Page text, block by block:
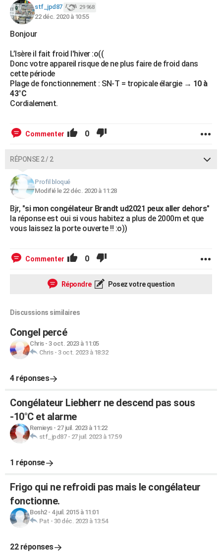
Carte de Noël
Carte Bonne année
Carte Saint-Valentin
Carte Pâques
Carte d'anniversaire
DICTIONNAIRE
Dictionnaire
Biographies
Citations
Expressions
Proverbes
S'inscrire
Se connecter
Lycées
Collèges
Primaires
Universités
Entreprises
Service militaire
Avis de recherche
AVIS DE DÉCÈS
FORUM
Bricolage
Lifestyle
Culture
Sport
Auto
Television
Voyage
Cinema
stf_jpd87 29 968
22 déc. 2020 à 10:55
Bonjour
L’Isère il fait froid l'hiver :o((
Donc votre appareil risque de ne plus faire de froid dans
cette période
Plage de fonctionnement : SN-T = tropicale élargie → 10 à
43°C
Cordialement.
Commenter 0
RÉPONSE 2 / 2
Profil bloqué
Modifié le 22 déc. 2020 à 11:28
Bjr, "si mon congélateur Brandt ud2021 peux aller dehors"
la réponse est oui si vous habitez a plus de 2000m et que
vous laissez la porte ouverte !! :o))
Commenter 0
Répondre Posez votre question
Discussions similaires
Congel percé
Chris- 3 oct. 2023 à 11:05
Chris- 3 oct. 2023 à 18:32
4 réponses
Congélateur Liebherr ne descend pas sous
-10°C et alarme
Remieys- 27 juil. 2023 à 11:22
stf_jpd87- 27 juil. 2023 à 17:59
1 réponse
Frigo qui ne refroidi pas mais le congélateur
fonctionne.
Bosh2- 4 juil. 2015 à 11:01
Pat - 30 déc. 2023 à 13:54
22 réponses